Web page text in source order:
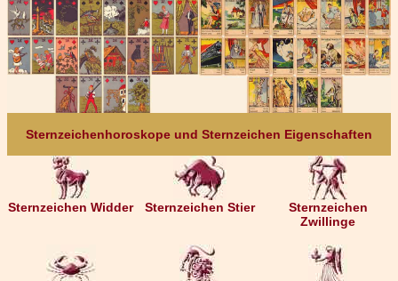
Sternzeichenhoroskope und Sternzeichen Eigenschaften
Sternzeichen Widder Sternzeichen Stier
Sternzeichen
Zwillinge